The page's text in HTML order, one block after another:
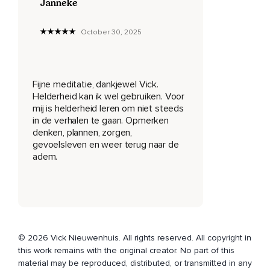
Het is een grote chaos misschien in jouw leven op dit
Er komt teveel op je af,
Kan onrust ontstaan.
Daarom maak je nu een pas op de plaats.
Geef je jezelf rust en ruimte door in deze meditatie stil te
staan en je te voelen met een heldere energie.
Je voorstellen dat jij helemaal transparant bent.
Janneke
October 30, 2025
Fijne meditatie, dankjewel Vick.
Helderheid kan ik wel gebruiken. Voor
mij is helderheid leren om niet steeds
in de verhalen te gaan. Opmerken
denken, plannen, zorgen,
gevoelsleven en weer terug naar de
adem.
© 2026 Vick Nieuwenhuis. All rights reserved. All copyright in
this work remains with the original creator. No part of this
material may be reproduced, distributed, or transmitted in any